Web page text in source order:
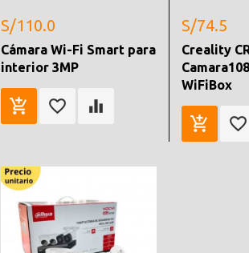
S/110.0
Cámara Wi-Fi Smart para
interior 3MP
S/74.5
Creality
WiFiBox